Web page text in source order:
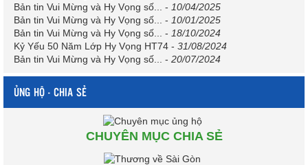
Bản tin Vui Mừng và Hy Vọng số...
- 10/04/2025
Bản tin Vui Mừng và Hy Vọng số...
- 10/01/2025
Bản tin Vui Mừng và Hy Vọng số...
- 18/10/2024
Kỷ Yếu 50 Năm Lớp Hy Vọng HT74 - 31/08/2024
Bản tin Vui Mừng và Hy Vọng số...
- 20/07/2024
ỦNG HỘ - CHIA SẺ
CHUYÊN MỤC CHIA SẺ